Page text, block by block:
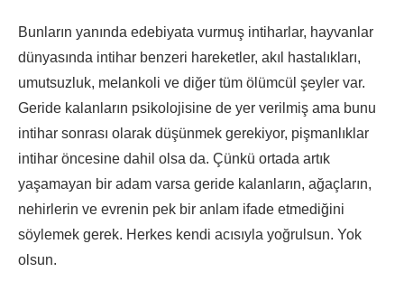
Bunların yanında edebiyata vurmuş intiharlar, hayvanlar
dünyasında intihar benzeri hareketler, akıl hastalıkları,
umutsuzluk, melankoli ve diğer tüm ölümcül şeyler var.
Geride kalanların psikolojisine de yer verilmiş ama bunu
intihar sonrası olarak düşünmek gerekiyor, pişmanlıklar
intihar öncesine dahil olsa da. Çünkü ortada artık
yaşamayan bir adam varsa geride kalanların, ağaçların,
nehirlerin ve evrenin pek bir anlam ifade etmediğini
söylemek gerek. Herkes kendi acısıyla yoğrulsun. Yok
olsun.